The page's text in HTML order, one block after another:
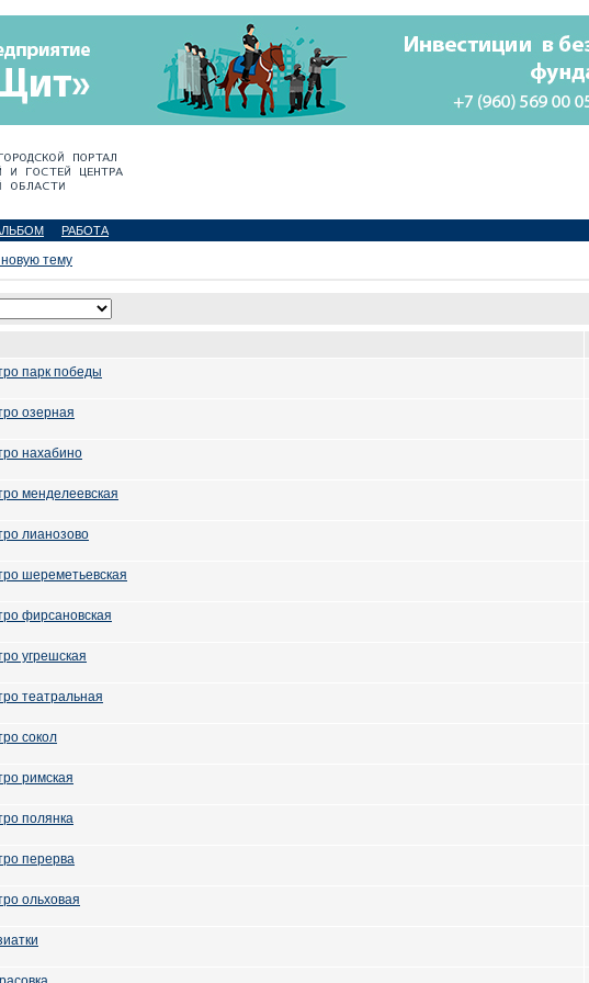
РАБОТА
тему
парк победы
озерная
нахабино
менделеевская
лианозово
шереметьевская
фирсановская
угрешская
театральная
сокол
римская
полянка
перерва
ольховая